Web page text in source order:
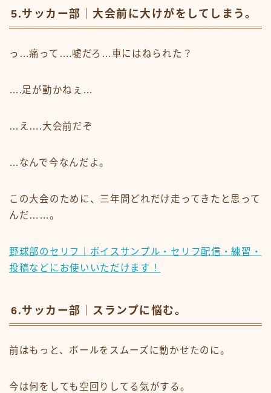
5.サッカー部｜大会前に大けがをしてしまう。
っ…痛って….嘘だろ…車にはねられた？
….足が動かねぇ…
…え….大会前だぞ
…なんで今なんだよ。
この大会のために、三年間どれだけ走ってきたと思って
んだ……。
野球部のセリフ｜ボイスサンプル・セリフ配信・練習・
投稿などにお使いいただけます！
6.サッカー部｜スランプに悩む。
前はもっと、ボールをスムーズに動かせたのに。
今は何をしても空回りしてる気がする。